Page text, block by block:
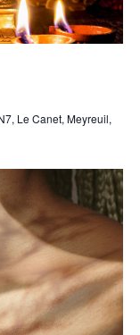
Le Canet, Meyreuil,